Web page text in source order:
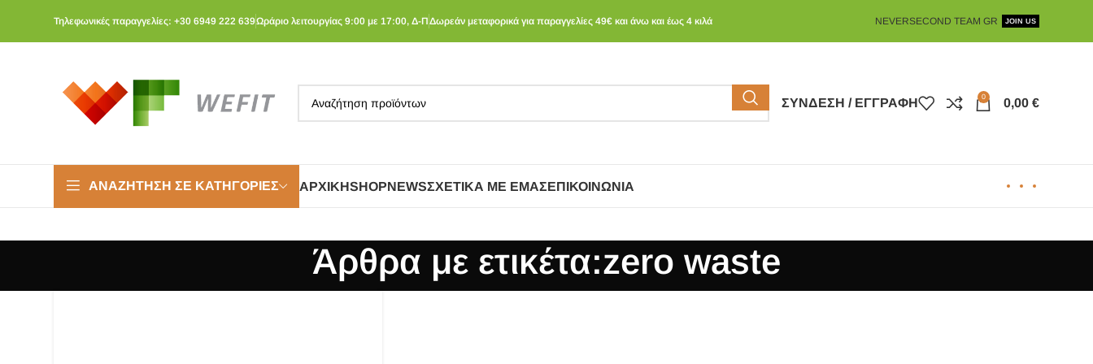
Τηλεφωνικές παραγγελίες: +30 6949 222 639Ωράριο λειτουργίας 9:00 με 17:00, Δ-ΠΔωρεάν μεταφορικά για παραγγελίες 49€ και άνω και έως 4 κιλά NEVERSECOND TEAM GR JOIN US
ΣΎΝΔΕΣΗ / ΕΓΓΡΑΦΉ 0 0,00 €
ΑΝΑΖΉΤΗΣΗ ΣΕ ΚΑΤΗΓΟΡΊΕΣ ΑΡΧΙΚΉSHOPNEWSΣΧΕΤΙΚΆ ΜΕ ΕΜΆΣΕΠΙΚΟΙΝΩΝΊΑ
Άρθρα με ετικέτα:zero waste